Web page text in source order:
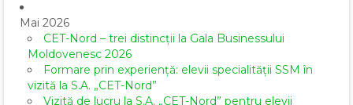
Mai 2026
CET-Nord – trei distincții la Gala Businessului
Moldovenesc 2026
Formare prin experiență: elevii specialității SSM în
vizită la S.A. „CET-Nord”
Vizită de lucru la S.A. „CET-Nord” pentru elevii